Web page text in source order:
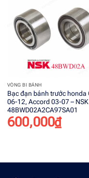
VÒNG BI BÁNH
Bạc đạn bánh trước honda
06-12, Accord 03-07 – NSK
48BWD02A2CA97SA01
600,000₫